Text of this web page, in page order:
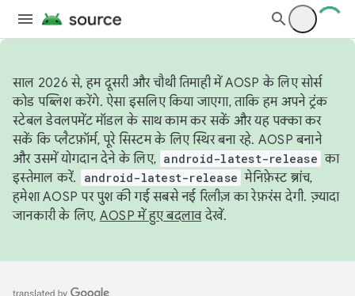
साल 2026 से, हम दूसरी और चौथी तिमाही में AOSP के लिए सोर्स
कोड पब्लिश करेंगे. ऐसा इसलिए किया जाएगा, ताकि हम अपने ट्रंक
स्टेबल डेवलपमेंट मॉडल के साथ काम कर सकें और यह पक्का कर
सकें कि प्लैटफ़ॉर्म, पूरे सिस्टम के लिए स्थिर बना रहे. AOSP बनाने
और उसमें योगदान देने के लिए, android-latest-release का
इस्तेमाल करें.
android-latest-release मेनिफ़ेस्ट ब्रांच,
हमेशा AOSP पर पुश की गई सबसे नई रिलीज़ का रेफ़रंस देगी. ज़्यादा
जानकारी के लिए, AOSP में हुए बदलावदेखें.